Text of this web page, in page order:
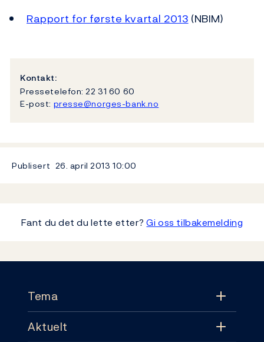
Rapport for første kvartal 2013 (NBIM)
Kontakt:
Pressetelefon: 22 31 60 60
E-post: presse@norges-bank.no
Publisert 26. april 201310:00
Fant du det du lette etter?Gi oss tilbakemelding
Tema
Tema
Aktuelt